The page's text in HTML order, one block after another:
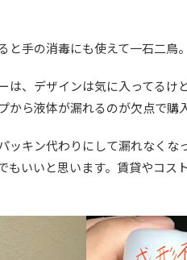
手の消毒にも使えて一石二鳥。
は、デザインは気に入ってるけ
から液体が漏れるのが欠点で購
ッキン代わりにして漏れなくな
もいいと思います。賃貸やコス